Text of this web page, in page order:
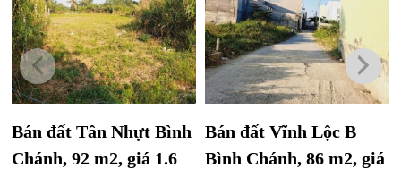
Bán đất Tân Nhựt Bình
Chánh, 92 m2, giá 1.6
Bán đất Vĩnh Lộc B
Bình Chánh, 86 m2, giá